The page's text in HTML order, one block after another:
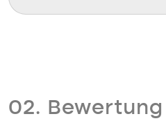
02. Bewertung